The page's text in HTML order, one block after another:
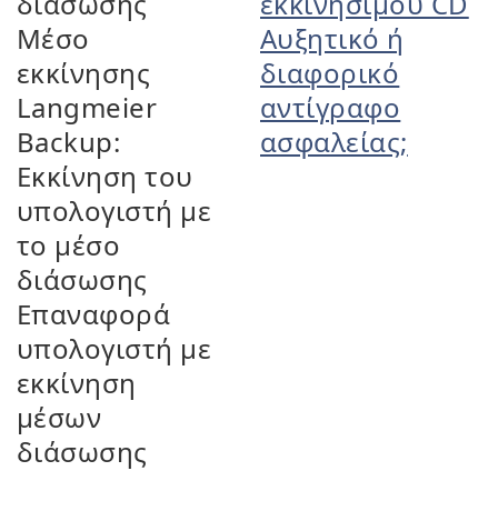
Μέσο
εκκίνησης
Langmeier
Backup:
Εκκίνηση του
υπολογιστή με
το μέσο
διάσωσης
Επαναφορά
υπολογιστή με
εκκίνηση
μέσων
διάσωσης
Αυξητικό ή
διαφορικό
αντίγραφο
ασφαλείας;